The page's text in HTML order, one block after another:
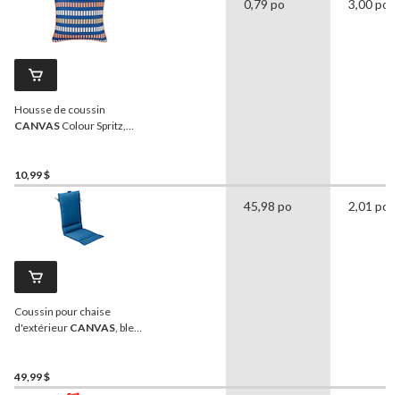
Housse de coussin
CANVAS Colour Spritz,
seulement, 18 x 18 po
10,99 $
0,79 po 3,00 po
Coussin pour chaise
d'extérieur CANVAS , bleu,
po
49,99 $
45,98 po 2,01 po